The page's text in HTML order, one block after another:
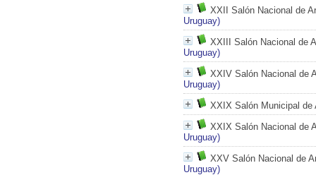
XXII Salón Nacional de
Uruguay)
XXIII Salón Nacional de
Uruguay)
XXIV Salón Nacional de
Uruguay)
XXIX Salón Municipal
XXIX Salón Nacional de
Uruguay)
XXV Salón Nacional de
Uruguay)